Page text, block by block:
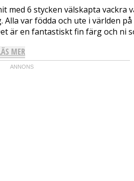
med 6 stycken välskapta
Alla var födda och ute i världen
är en fantastiskt fin färg och ni
MER